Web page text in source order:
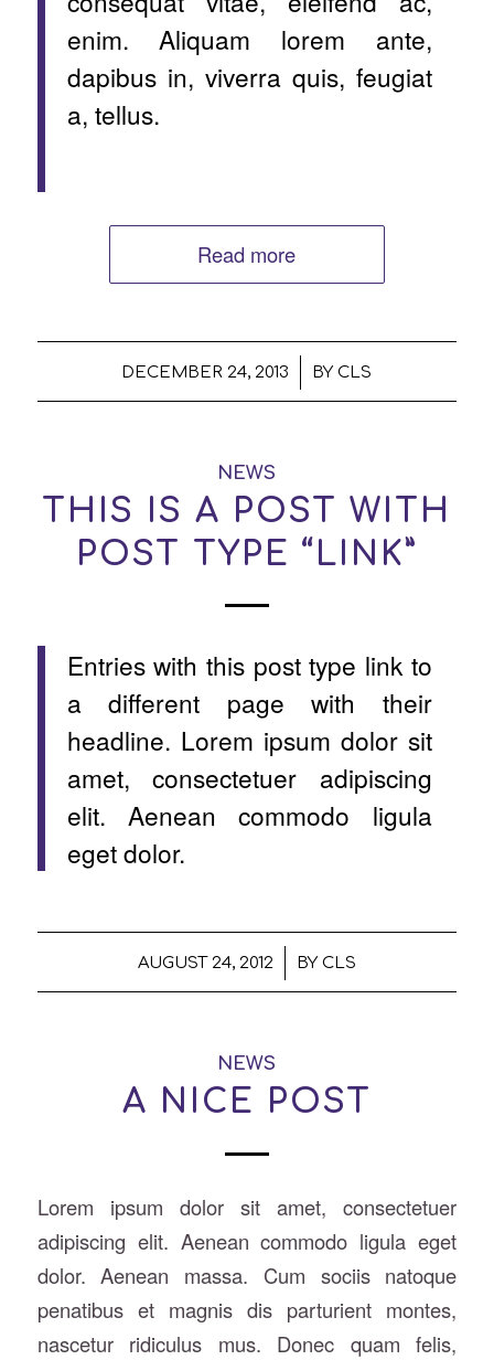
enim. Aliquam lorem ante,
dapibus in, viverra quis, feugiat
a, tellus.
Read more
DECEMBER 24, 2013
/ BYCLS
NEWS
THIS IS A POST WITH
POST TYPE “LINK”
Entries with this post type link to
a different page with their
headline. Lorem ipsum dolor sit
amet, consectetuer adipiscing
elit. Aenean commodo ligula
eget dolor.
AUGUST 24, 2012
/ BY CLS
NEWS
A NICE POST
Lorem ipsum dolor sit amet, consectetuer
adipiscing elit. Aenean commodo ligula eget
dolor. Aenean massa. Cum sociis natoque
penatibus et magnis dis parturient montes,
nascetur ridiculus mus. Donec quam felis,